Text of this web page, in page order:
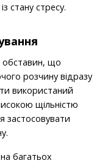
стану стресу.
обставин, що
розчину відразу
використаний
щільністю
застосовувати
багатьох